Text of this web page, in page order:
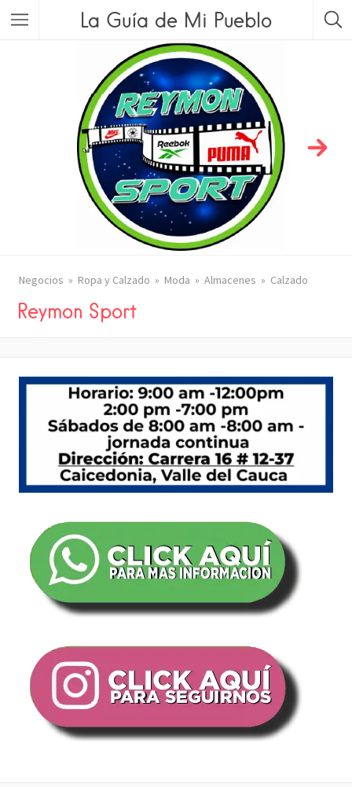
La Guía de Mi Pueblo
Negocios Ropa y Calzado Moda Almacenes Calzado
Reymon Sport
COMPARTIR